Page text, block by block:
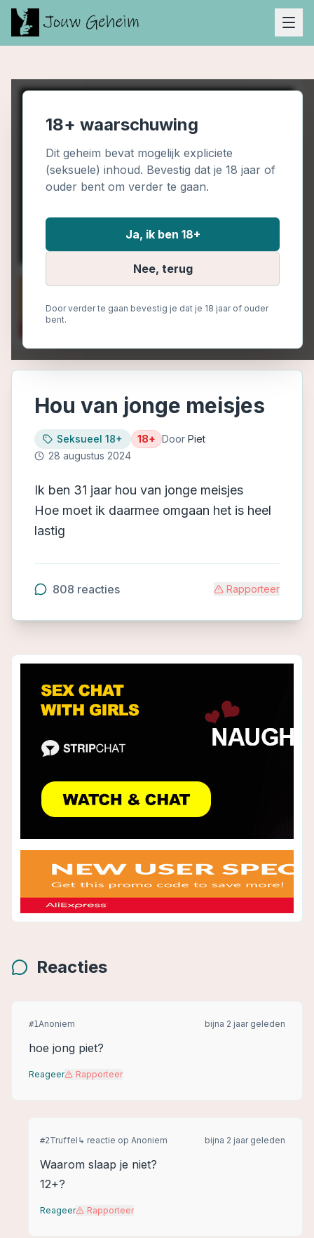
18+ waarschuwing
Dit geheim bevat mogelijk expliciete
(seksuele) inhoud. Bevestig dat je 18 jaar of
ouder bent om verder te gaan.
Ja, ik ben 18+
Nee, terug
Door verder te gaan bevestig je dat je 18 jaar of ouder
bent.
Hou van jonge meisjes
Seksueel 18+ 18+ Door Piet
28 augustus 2024
Ik ben 31 jaar hou van jonge meisjes
Hoe moet ik daarmee omgaan het is heel
lastig
808 reacties Rapporteer
Reacties
#1Anoniem bijna 2 jaar geleden
hoe jong piet?
Reageer Rapporteer
#2Truffel ↳ reactie op Anoniem bijna 2 jaar geleden
Waarom slaap je niet?
12+?
Reageer Rapporteer